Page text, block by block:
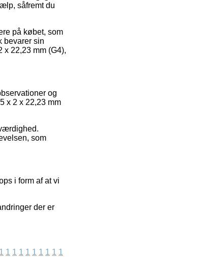
såfremt du
på købet, som
bevarer sin
x 22,23 mm (G4),
og
x 2 x 22,23 mm
som
i form af at vi
der er
1 1 1 1 1 1 1 1 1 1